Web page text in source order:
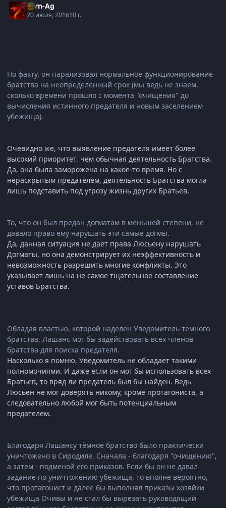
Torn-Ag
20 июля, 201610 г.
По факту, он парализовал нормальное функционирование
братства на неопределённый срок (мы ведь не знаем,
сколько времени прошло с момента "очищения" до
вычисления истинного предателя и новым заселением
убежища).
Очевидно же, что выявление предателя имеет более
высокий приоритет, чем обычная деятельность Братства.
Да, она была заморожена на какое-то время. Но с
нераскрытым предателем, деятельность Братства могла
лишь подставить под угрозу жизнь других Братьев.
То, что он был предан догматам в меньшей степени, не
давало право ему нарушать эти самые догмы.
Да, данная ситуация не даёт права Люсьену нарушать
Догматы, но она демонстрирует их неэффективность и
невозможность разрешить многие конфликты. Это
указывает лишь на не самое тщательное составление
уставов Братства.
Обладая властью, которой наделён Уведомитель тёмного
братства, Лашанс мог бы задействовать всех членов
братства для поиска предателя.
Насколько я помню, Уведомитель не обладает такими
полномочиями. И даже если он мог бы использовать всех
Братьев, то вряд ли предатель был бы найден. Ведь
Люсьен не мог доверять никому, кроме протагониста, а
следовательно любой мог быть потенциальным
предателем.
Благодаря Лашансу тёмное братство было практически
уничтожено в Сиродиле. Сначала - благодаря "очищению",
а затем - подменой его приказов. Если бы он не давал
задание по уничтожению убежища, то вполне вероятно,
что протагонист и далее бы выполнял приказы хозяйки
убежища Очивы и не стал бы вырезать руководящий